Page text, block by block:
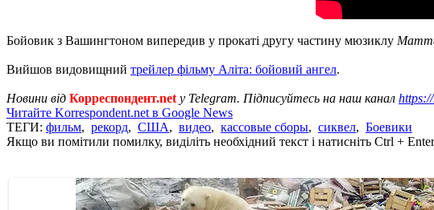
Бойовик з Вашингтоном випередив у прокаті другу частину мюзиклу
Вийшов видовищний трейлер фільму Аліта: бойовий ангел.
Новини від Корреспондент.net у Telegram. Підписуйтесь на наш канал
Читайте Korrespondent.net в Google News
ТЕГИ: фильм, рекорд, США, видео, кассовые сборы, сиквел, Боевики
Якщо ви помітили помилку, виділіть необхідний текст і натисніть Ctrl +